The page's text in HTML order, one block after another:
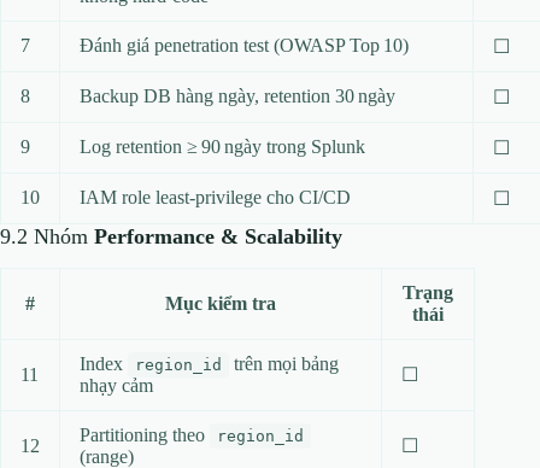
7 Đánh giá penetration test (OWASP Top 10) ☐
8 Backup DB hàng ngày, retention 30 ngày ☐
9 Log retention ≥ 90 ngày trong Splunk ☐
10 IAM role least‑privilege cho CI/CD ☐
9.2 Nhóm Performance & Scalability
# Mục kiểm tra
Trạng
thái
11
Index region_id
trên mọi bảng
nhạy cảm
☐
12
Partitioning theo region_id
(range)
☐